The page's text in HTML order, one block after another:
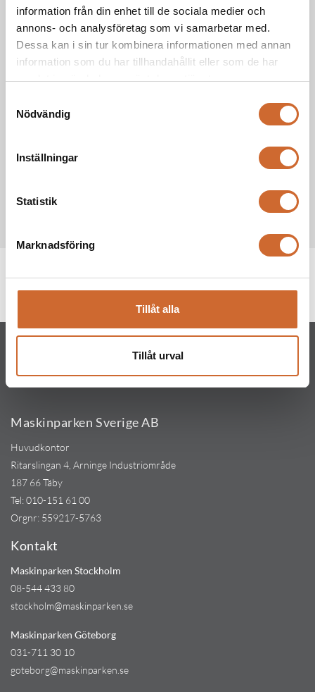
information från din enhet till de sociala medier och
annons- och analysföretag som vi samarbetar med.
Dessa kan i sin tur kombinera informationen med annan
information som du har tillhandahållit eller som de har
samlat in när du har använt deras tjänster.
Nödvändig
Inställningar
Statistik
Marknadsföring
Tillåt alla
Tillåt urval
1040mm
Höjd 1050mm
Klippbredd
Klipphöjd
Vikt
Maskinparken Sverige AB
Huvudkontor
Ritarslingan 4, Arninge Industriområde
187 66 Täby
Tel:010-151 61 00
Orgnr: 559217-5763
Kontakt
Maskinparken Stockholm
08-544 433 80
stockholm@maskinparken.se
Maskinparken Göteborg
031-711 30 10
goteborg@maskinparken.se